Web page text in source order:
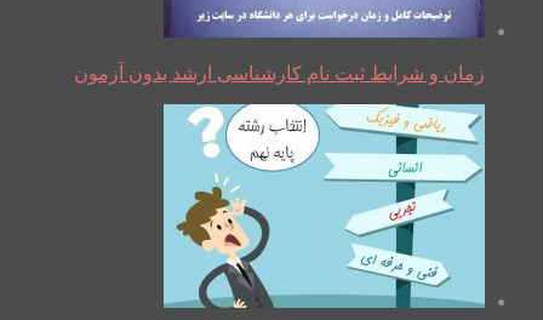
زمان و شرایط ثبت نام کارشناسی ارشد بدون آزمون